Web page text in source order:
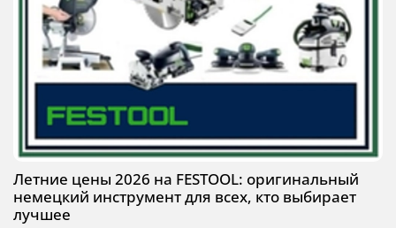
Летние цены 2026 на FESTOOL: оригинальный
немецкий инструмент для всех, кто выбирает
лучшее